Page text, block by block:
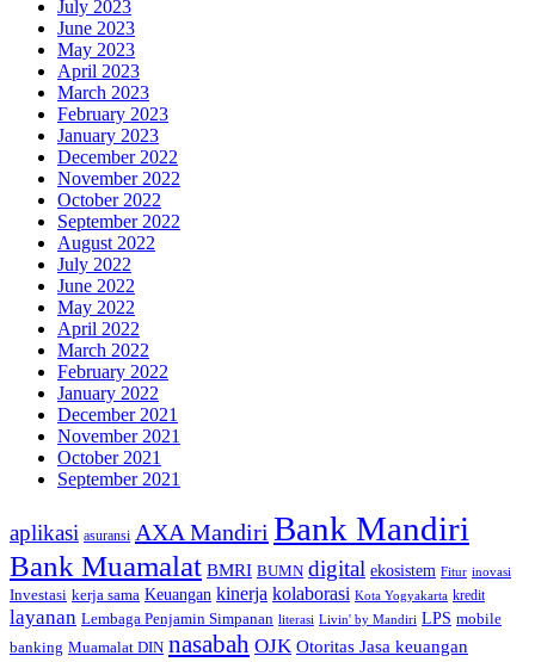
July 2023
June 2023
May 2023
April 2023
March 2023
February 2023
January 2023
December 2022
November 2022
October 2022
September 2022
August 2022
July 2022
June 2022
May 2022
April 2022
March 2022
February 2022
January 2022
December 2021
November 2021
October 2021
September 2021
aplikasi asuransi AXA Mandiri Bank Mandiri
Bank Muamalat BMRI BUMN digital ekosistem Fitur inovasi
Investasi kerja sama Keuangan kinerja kolaborasi Kota Yogyakarta kredit
layanan Lembaga Penjamin Simpanan literasi Livin' by Mandiri LPS mobile
banking Muamalat DIN nasabah OJK Otoritas Jasa keuangan